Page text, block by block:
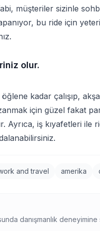
müşteriler sizinle
bu ride için
olur.
kadar çalışıp,
için güzel fakat
iş kıyafetleri ile
and travel amerika
danışmanlık